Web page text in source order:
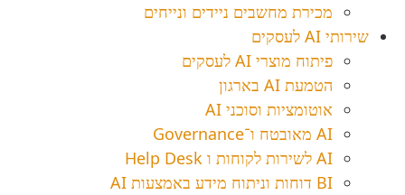
מכירת מחשבים ניידים ונייחים
שירותי AI לעסקים
פיתוח מוצרי AI לעסקים
הטמעת AI בארגון
אוטומציות וסוכני AI
AI מאובטח ו־Governance
AI לשירות לקוחות ו Help Desk
BI דוחות וניתוח מידע באמצעות AI